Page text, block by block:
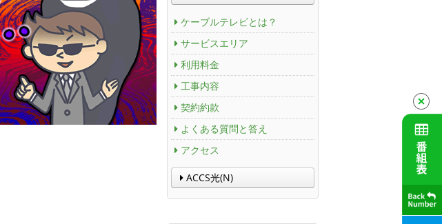
ケーブルテレビとは？
サービスエリア
利用料金
工事内容
契約約款
よくある質問と答え
アクセス
ACCS光(N)